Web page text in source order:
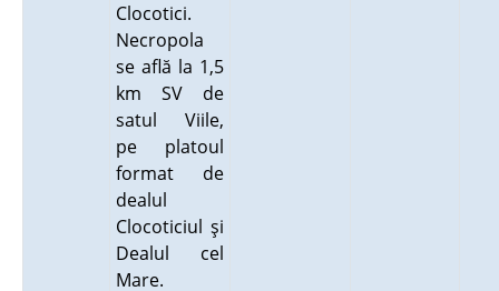
Clocotici.
Necropola
se află la 1,5
km SV de
satul Viile,
pe platoul
format de
dealul
Clocoticiul şi
Dealul cel
Mare.